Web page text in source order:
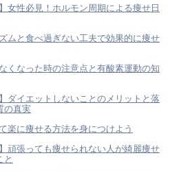
女性必見！ホルモン周期による痩せ日
ムと食べ過ぎない工夫で効果的に痩せ
くなった時の注意点と有酸素運動の知
ダイエットしないことのメリットと落
の真実
楽に痩せる方法を身につけよう
頑張っても痩せられない人が綺麗痩せ
と